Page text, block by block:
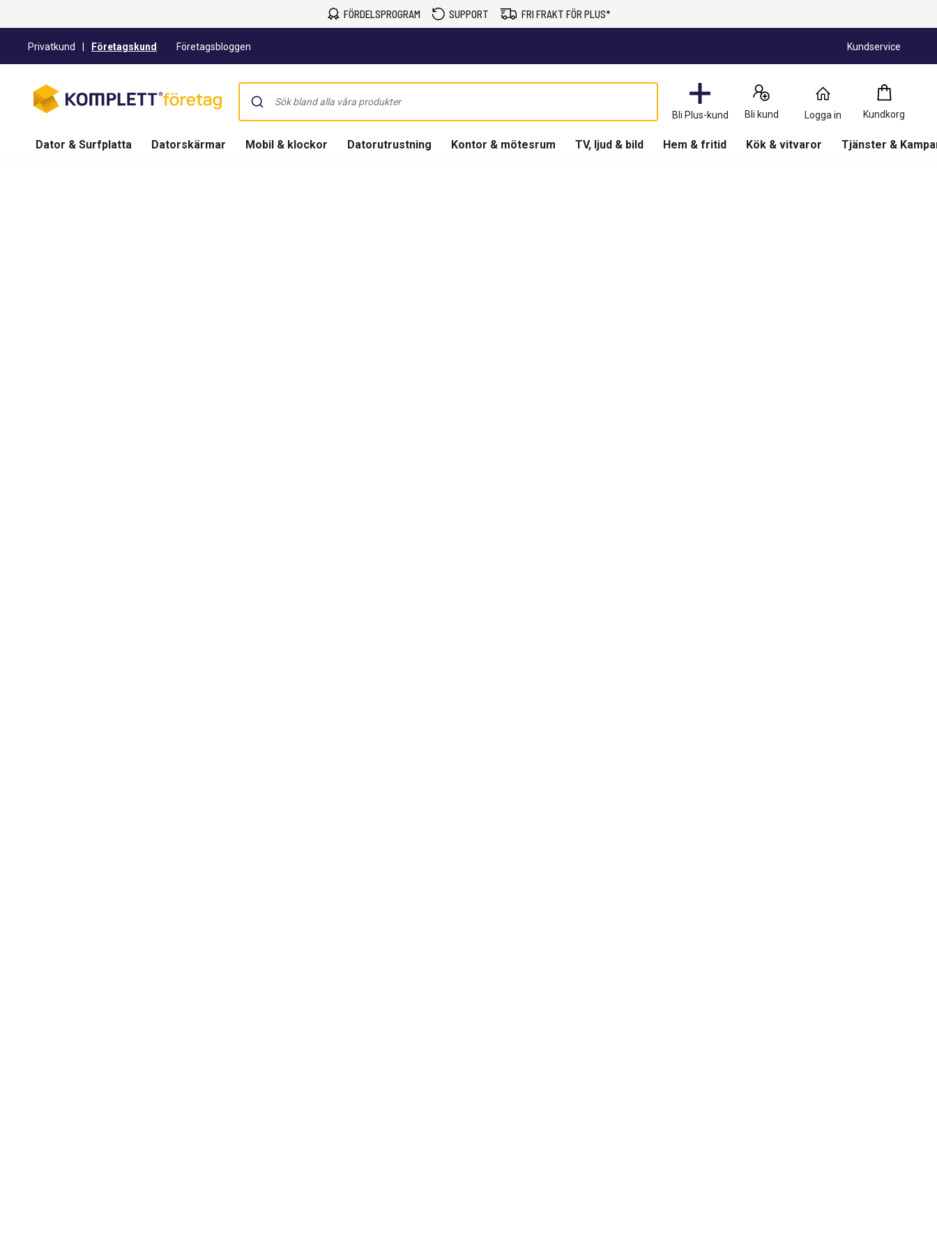
FÖRDELSPROGRAM SUPPORT FRI FRAKT FÖR PLUS*
Privatkund Företagskund Företagsbloggen Kundservice
Bli Plus-kund Bli kund Logga in Kundkorg
Kundkorg
0
Produkter
Dator & Surfplatta Datorskärmar Mobil & klockor Datorutrustning Kontor & mötesrum TV, ljud & bild Hem & fritid Kök & vitvaror Tjänster &